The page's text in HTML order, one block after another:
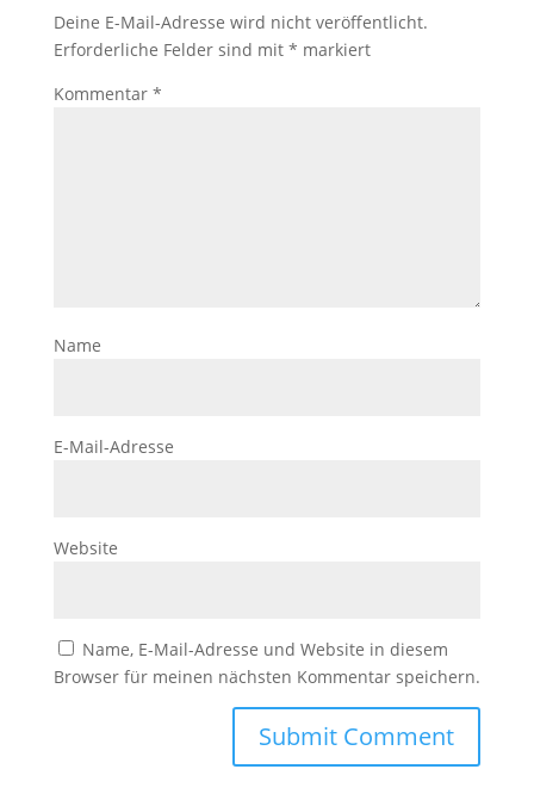
Deine E-Mail-Adresse wird nicht veröffentlicht.
Erforderliche Felder sind mit * markiert
Kommentar *
Name
E-Mail-Adresse
Website
Name, E-Mail-Adresse und Website in diesem
Browser für meinen nächsten Kommentar speichern.